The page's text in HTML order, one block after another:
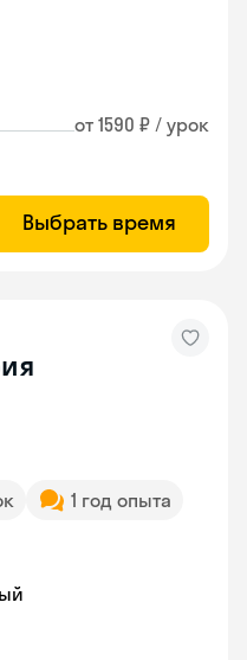
от 1590 ₽ / урок
Выбрать время
1 год опыта